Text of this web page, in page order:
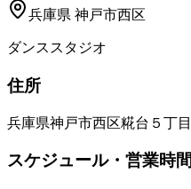
兵庫県 神戸市西区
ダンススタジオ
住所
兵庫県神戸市西区糀台５丁
スケジュール・営業時間